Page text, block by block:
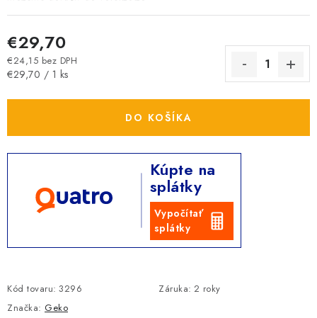
€29,70
€24,15 bez DPH
Jednotková cena:
€29,70 / 1 ks
DO KOŠÍKA
Kúpte na
splátky
Vypočítať
splátky
Kód tovaru: 3296 Záruka: 2 roky
Značka: Geko